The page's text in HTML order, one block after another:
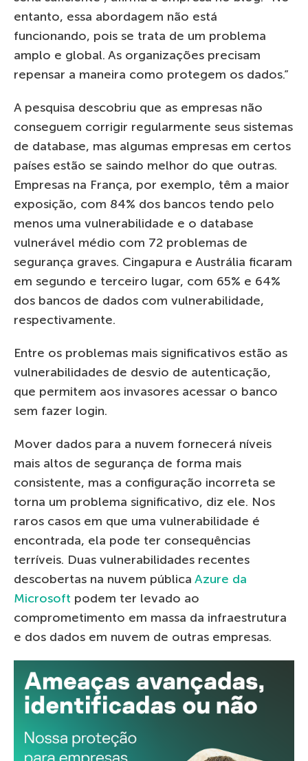
entanto, essa abordagem não está
funcionando, pois se trata de um problema
amplo e global. As organizações precisam
repensar a maneira como protegem os dados.”
A pesquisa descobriu que as empresas não
conseguem corrigir regularmente seus sistemas
de database, mas algumas empresas em certos
países estão se saindo melhor do que outras.
Empresas na França, por exemplo, têm a maior
exposição, com 84% dos bancos tendo pelo
menos uma vulnerabilidade e o database
vulnerável médio com 72 problemas de
segurança graves. Cingapura e Austrália ficaram
em segundo e terceiro lugar, com 65% e 64%
dos bancos de dados com vulnerabilidade,
respectivamente.
Entre os problemas mais significativos estão as
vulnerabilidades de desvio de autenticação,
que permitem aos invasores acessar o banco
sem fazer login.
Mover dados para a nuvem fornecerá níveis
mais altos de segurança de forma mais
consistente, mas a configuração incorreta se
torna um problema significativo, diz ele. Nos
raros casos em que uma vulnerabilidade é
encontrada, ela pode ter consequências
terríveis. Duas vulnerabilidades recentes
descobertas na nuvem pública Azure da
Microsoft podem ter levado ao
comprometimento em massa da infraestrutura
e dos dados em nuvem de outras empresas.